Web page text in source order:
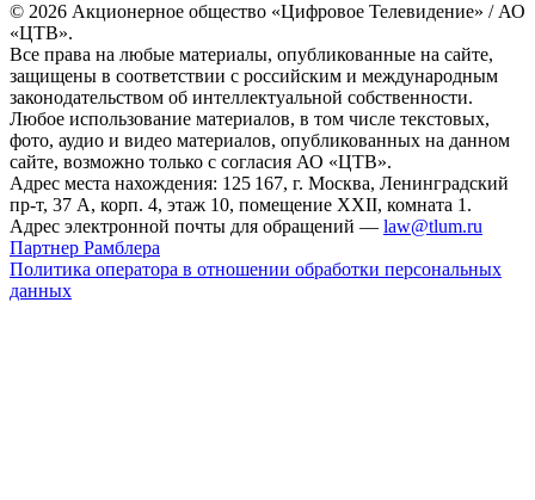
© 2026 Акционерное общество «Цифровое Телевидение» / АО
«ЦТВ».
Все права на любые материалы, опубликованные на сайте,
защищены в соответствии с российским и международным
законодательством об интеллектуальной собственности.
Любое использование материалов, в том числе текстовых,
фото, аудио и видео материалов, опубликованных на данном
сайте, возможно только с согласия АО «ЦТВ».
Адрес места нахождения: 125 167, г. Москва, Ленинградский
пр-т, 37 А, корп. 4, этаж 10, помещение XXII, комната 1.
Адрес электронной почты для обращений — law@tlum.ru
Партнер Рамблера
Политика оператора в отношении обработки персональных
данных